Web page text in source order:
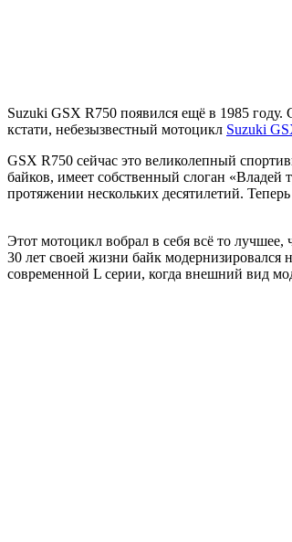
Suzuki GSX R750 появился ещё в 1985 году.
кстати, небезызвестный мотоцикл Suzuki
GSX R750 сейчас это великолепный
байков, имеет собственный слоган
протяжении нескольких десятилетий.
Этот мотоцикл вобрал в себя всё то
30 лет своей жизни байк модернизировался
современной L серии, когда внешний вид